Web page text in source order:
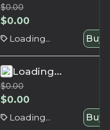
$0.00
$0.00
Loading... Buy
Loading...
$0.00
$0.00
Loading... Buy